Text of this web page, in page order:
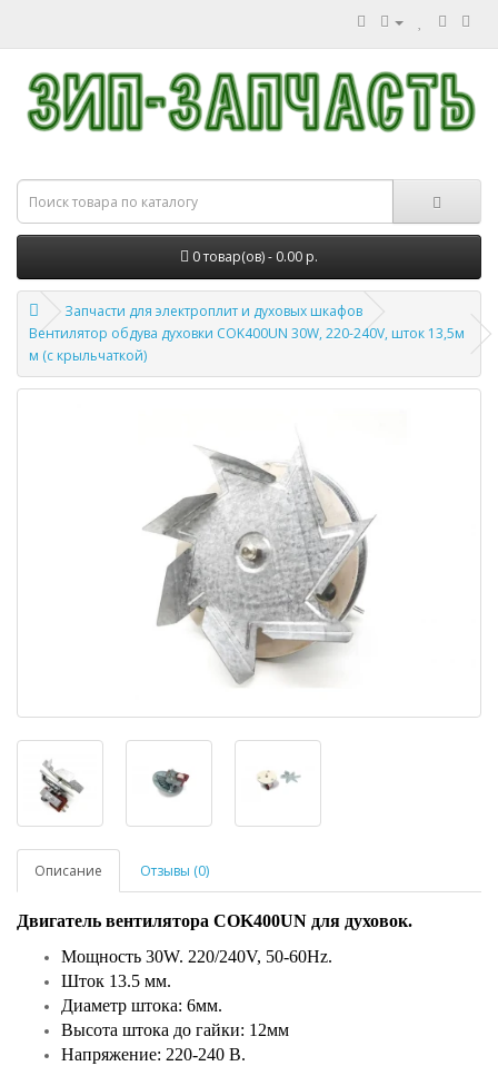
0 товар(ов) - 0.00 р.
Запчасти для электроплит и духовых шкафов
Вентилятор обдува духовки COK400UN 30W, 220-240V, шток 13,5м
м (с крыльчаткой)
Описание Отзывы (0)
Двигатель вентилятора COK400UN для духовок.
Мощность 30W. 220/240V, 50-60Hz.
Шток 13.5 мм.
Диаметр штока: 6мм.
Высота штока до гайки: 12мм
Напряжение: 220-240 В.